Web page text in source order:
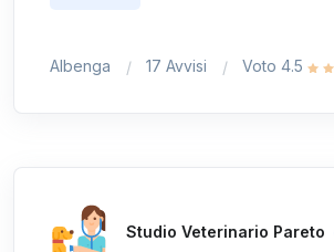
Albenga 17 Avvisi Voto 4.5
Studio Veterinario Pareto